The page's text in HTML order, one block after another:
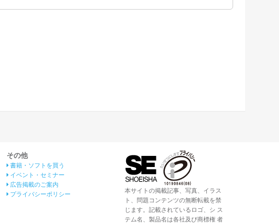
その他
書籍・ソフトを買う
イベント・セミナー
広告掲載のご案内
プライバシーポリシー
本サイトの掲載記事、写真、イラス
ト、問題コンテンツの無断転載を禁
じます。記載されているロゴ、シ ス
テム名、製品名は各社及び商標権 者